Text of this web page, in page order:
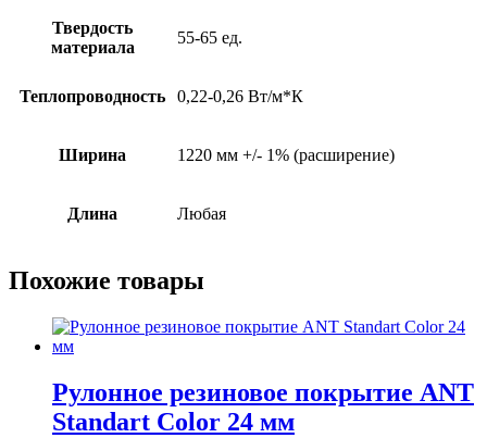
Твердость
материала
55-65 ед.
Теплопроводность 0,22-0,26 Вт/м*К
Ширина 1220 мм +/- 1% (расширение)
Длина Любая
Похожие товары
Рулонное резиновое покрытие ANT
Standart Color 24 мм